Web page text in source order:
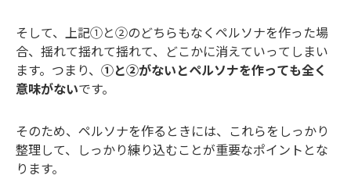
そして、上記①と②のどちらもなくペルソナを作った場
合、揺れて揺れて揺れて、どこかに消えていってしまい
ます。つまり、 ①と②がないとペルソナを作っても全く
意味がないです。
そのため、ペルソナを作るときには、これらをしっかり
整理して、しっかり練り込むことが重要なポイントとな
ります。